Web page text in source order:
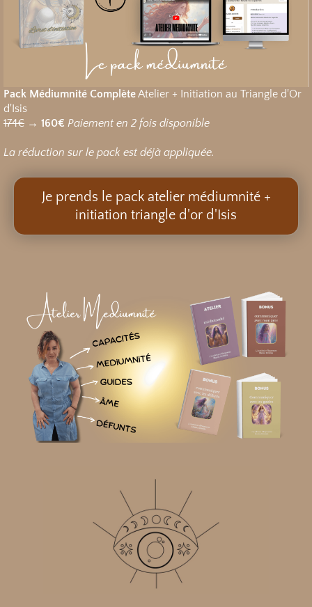
Pack Médiumnité ComplèteAtelier + Initiation au Triangle d'Or
d'Isis
174€ → 160€ Paiement en 2 fois disponible
La réduction sur le pack est déjà appliquée.
Je prends le pack atelier médiumnité +
initiation triangle d'or d'Isis